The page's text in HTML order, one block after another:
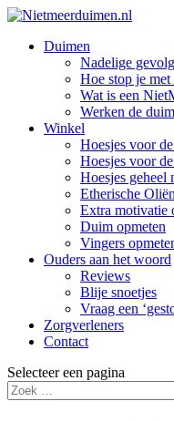
Duimen
Nadelige
Hoe stop je
Wat is een
Werken de
Winkel
Hoesjes voor
Hoesjes voor
Hoesjes geheel
Etherische Oliën
Extra motivatie
Duim opmeten
Vingers
Ouders aan het woord
Reviews
Blije snoetjes
Vraag een
Zorgverleners
Contact
Selecteer een pagina